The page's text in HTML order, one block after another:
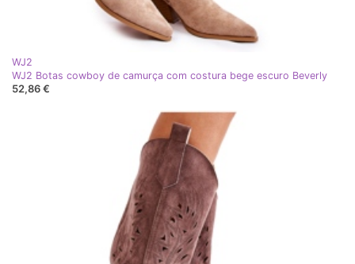
WJ2
WJ2 Botas cowboy de camurça com costura bege escuro Beverly
52,86 €